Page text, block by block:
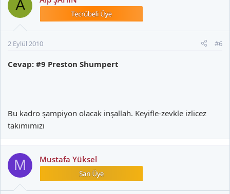
A
2 Eylül 2010 #6
Cevap: #9 Preston Shumpert
Bu kadro şampiyon olacak inşallah. Keyifle-zevkle izlicez
takımımızı
M Mustafa Yüksel